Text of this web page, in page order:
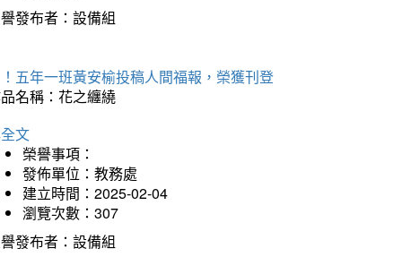
發布者：設備組
五年一班黃安榆投稿人間福報，榮獲刊登
名稱：花之纏繞
文
榮譽事項：
發佈單位：教務處
建立時間：2025-02-04
瀏覽次數：307
發布者：設備組